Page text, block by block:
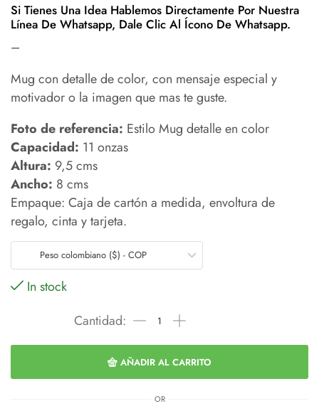
Si Tienes Una Idea Hablemos Directamente Por Nuestra
Línea De Whatsapp, Dale Clic Al Ícono De Whatsapp.
–
Mug con detalle de color, con mensaje especial y
motivador o la imagen que mas te guste.
Foto de referencia: Estilo Mug detalle en color
Capacidad: 11 onzas
Altura: 9,5 cms
Ancho: 8 cms
Empaque: Caja de cartón a medida, envoltura de
regalo, cinta y tarjeta.
Peso colombiano ($) - COP
In stock
AÑADIR AL CARRITO
OR